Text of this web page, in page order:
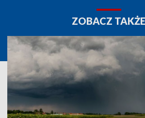
ZOBACZ TAKŻE